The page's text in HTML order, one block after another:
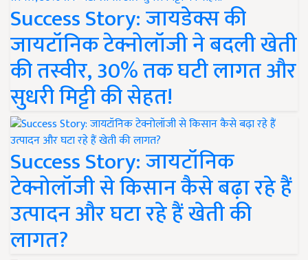
Success Story: जायडेक्स की
जायटॉनिक टेक्नोलॉजी ने बदली खेती
की तस्वीर, 30% तक घटी लागत और
सुधरी मिट्टी की सेहत!
Success Story: जायटॉनिक
टेक्नोलॉजी से किसान कैसे बढ़ा रहे हैं
उत्पादन और घटा रहे हैं खेती की
लागत?